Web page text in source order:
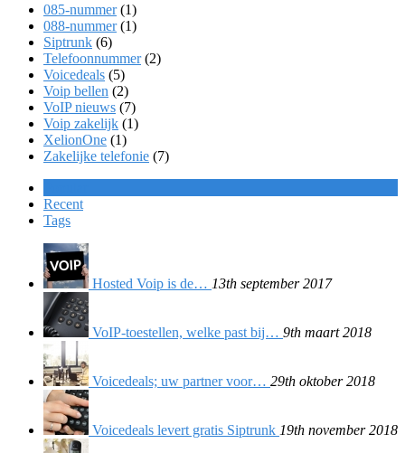
085-nummer(1)
088-nummer(1)
Siptrunk (6)
Telefoonnummer(2)
Voicedeals (5)
Voip bellen (2)
VoIP nieuws (7)
Voip zakelijk (1)
XelionOne (1)
Zakelijke telefonie (7)
Recent
Tags
Hosted Voip is de… 13th september 2017
VoIP-toestellen, welke past bij… 9th maart 2018
Voicedeals; uw partner voor… 29th oktober 2018
Voicedeals levert gratis Siptrunk 19th november 2018